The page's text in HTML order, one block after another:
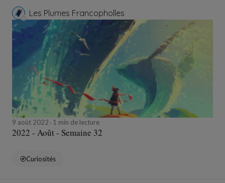
Les Plumes Francopholles
9 août 2022 1 min de lecture
2022 - Août - Semaine 32
Curiosités